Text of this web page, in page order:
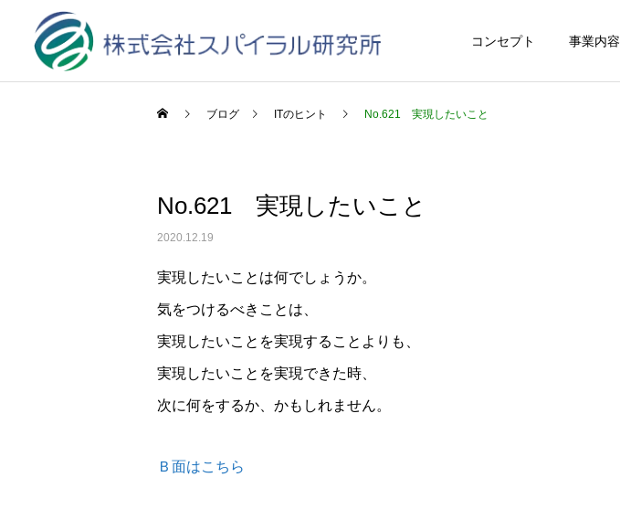
コンセプト 事業内容
ブログ ITのヒント No.621 実現したいこと
No.621 実現したいこと
2020.12.19
実現したいことは何でしょうか。
気をつけるべきことは、
実現したいことを実現することよりも、
実現したいことを実現できた時、
次に何をするか、かもしれません。
Ｂ面はこちら